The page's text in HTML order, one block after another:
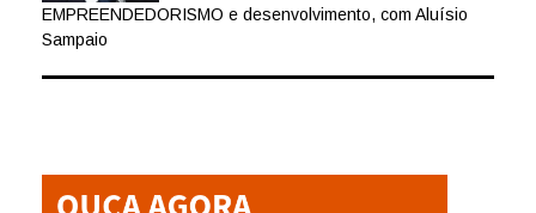
EMPREENDEDORISMO e desenvolvimento, com Aluísio
Sampaio